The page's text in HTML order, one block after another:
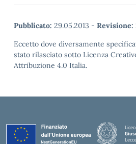
Pubblicato: 29.05.2013 - Revisione:
Eccetto dove diversamente
stato rilasciato sotto Licenza
Attribuzione 4.0 Italia.
Lecce